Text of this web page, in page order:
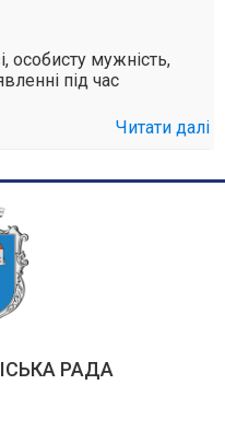
особисту мужність,
під час
Читати далі
РАДА